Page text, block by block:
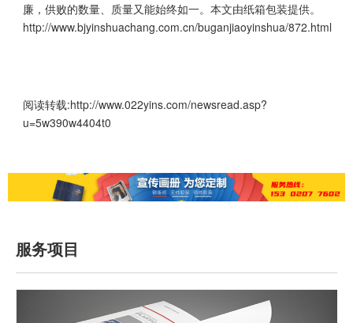
廉，供败的数量、质量又能始终如一。本文由纸箱包装提供。
http://www.bjyinshuachang.com.cn/buganjiaoyinshua/872.html
阅读转载:http://www.022yins.com/newsread.asp?
u=5w390w4404t0
服务项目